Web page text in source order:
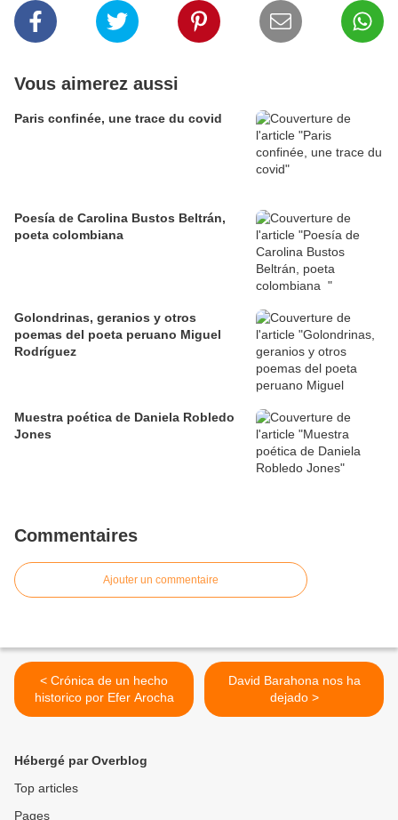
Vous aimerez aussi
Paris confinée, une trace du covid
Poesía de Carolina Bustos Beltrán,
poeta colombiana
Golondrinas, geranios y otros
poemas del poeta peruano Miguel
Rodríguez
Muestra poética de Daniela Robledo
Jones
Commentaires
Ajouter un commentaire
< Crónica de un hecho
historico por Efer Arocha
David Barahona nos ha
dejado >
Hébergé par Overblog
Top articles
Pages